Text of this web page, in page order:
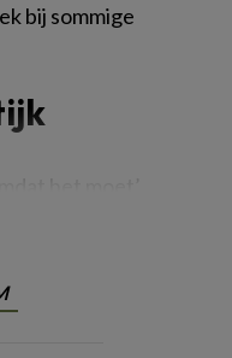
bij sommige